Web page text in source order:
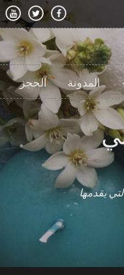
المدونة الحجز
يقدمها